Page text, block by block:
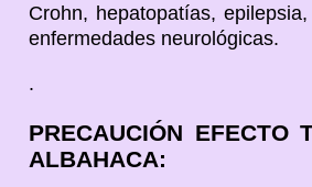
Crohn, hepatopatías,
enfermedades neurológicas.
.
PRECAUCIÓN EFECTO
ALBAHACA: